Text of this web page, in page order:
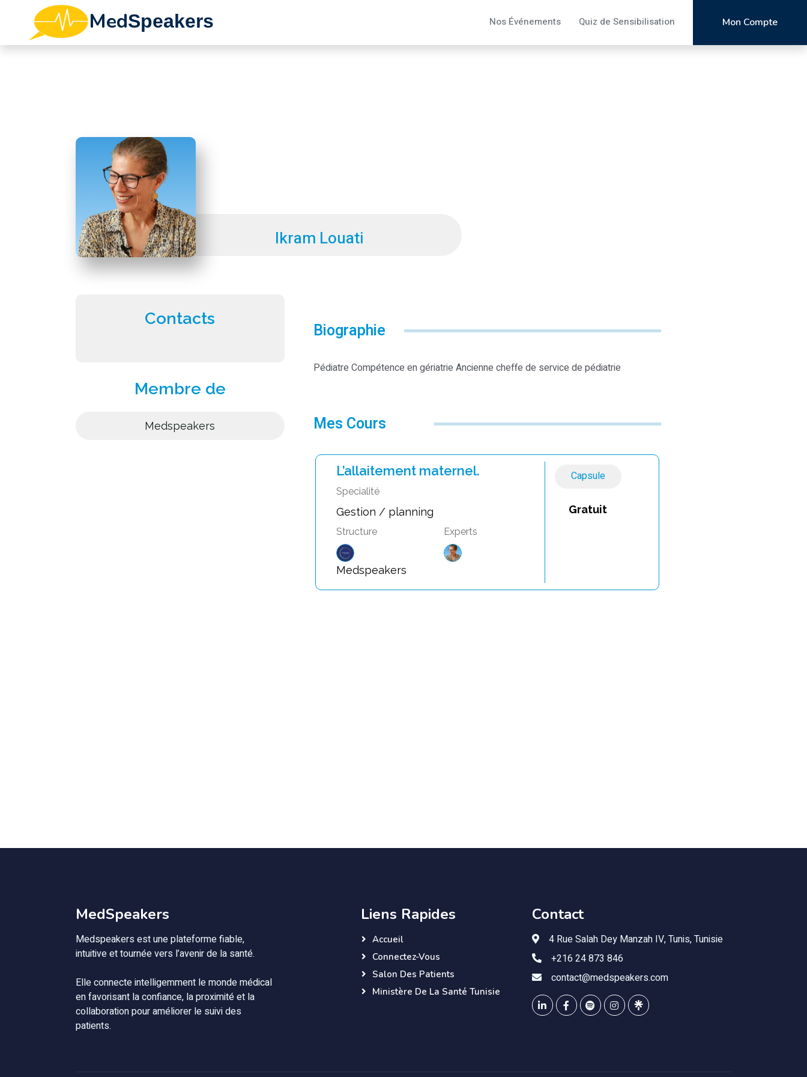
MedSpeakers Nos Événements Quiz de Sensibilisation Mon Compte
Ikram Louati
Contacts
Membre de
Medspeakers
Biographie
Pédiatre Compétence en gériatrie Ancienne cheffe de service de pédiatrie
Mes Cours
L’allaitement maternel.
Specialité
Gestion / planning
Structure
Medspeakers
Experts
Capsule
Gratuit
MedSpeakers
Medspeakers est une plateforme fiable,
intuitive et tournée vers l’avenir de la santé.
Elle connecte intelligemment le monde médical
en favorisant la confiance, la proximité et la
collaboration pour améliorer le suivi des
patients.
Liens Rapides
Accueil
Connectez-Vous
Salon Des Patients
Ministère De La Santé Tunisie
Contact
4 Rue Salah Dey Manzah IV, Tunis, Tunisie
+216 24 873 846
contact@medspeakers.com